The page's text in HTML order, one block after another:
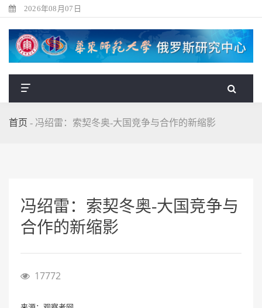
2026年08月07日
首页 - 冯绍雷：索契冬奥-大国竞争与合作的新缩影
冯绍雷：索契冬奥-大国竞争与
合作的新缩影
17772